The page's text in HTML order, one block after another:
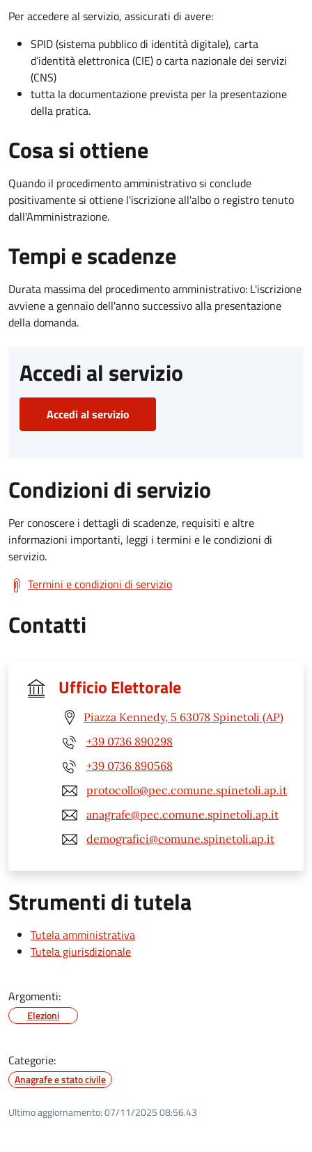
Per accedere al servizio, assicurati di avere:
SPID (sistema pubblico di identità digitale), carta
d’identità elettronica (CIE) o carta nazionale dei servizi
(CNS)
tutta la documentazione prevista per la presentazione
della pratica.
Cosa si ottiene
Quando il procedimento amministrativo si conclude
positivamente si ottiene l'iscrizione all'albo o registro tenuto
dall'Amministrazione.
Tempi e scadenze
Durata massima del procedimento amministrativo: L'iscrizione
avviene a gennaio dell'anno successivo alla presentazione
della domanda.
Accedi al servizio
Accedi al servizio
Condizioni di servizio
Per conoscere i dettagli di scadenze, requisiti e altre
informazioni importanti, leggi i termini e le condizioni di
servizio.
Termini e condizioni di servizio
Contatti
Ufficio Elettorale
Piazza Kennedy, 5 63078 Spinetoli (AP)
+39 0736 890298
+39 0736 890568
protocollo@pec.comune.spinetoli.ap.it
anagrafe@pec.comune.spinetoli.ap.it
demografici@comune.spinetoli.ap.it
Strumenti di tutela
Tutela amministrativa
Tutela giurisdizionale
Argomenti:
Elezioni
Categorie:
Anagrafe e stato civile
Ultimo aggiornamento:07/11/2025 08:56.43